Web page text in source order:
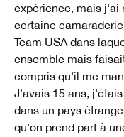
expérience, mais j'ai
certaine
Team USA dans
ensemble mais
compris qu'il me
J'avais 15 ans,
dans un pays
qu'on prend part à